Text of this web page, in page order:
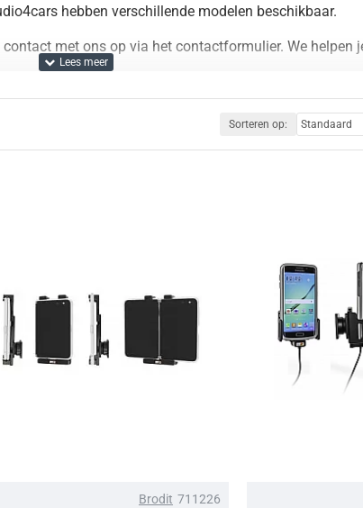
hebben verschillende modelen beschikbaar.
met ons op via het contactformulier. We helpen
Sorteren op:
Brodit 711226